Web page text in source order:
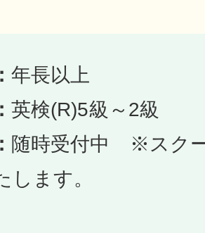
年長以上
英検(R)5級～2級
随時受付中 ※スク
します。